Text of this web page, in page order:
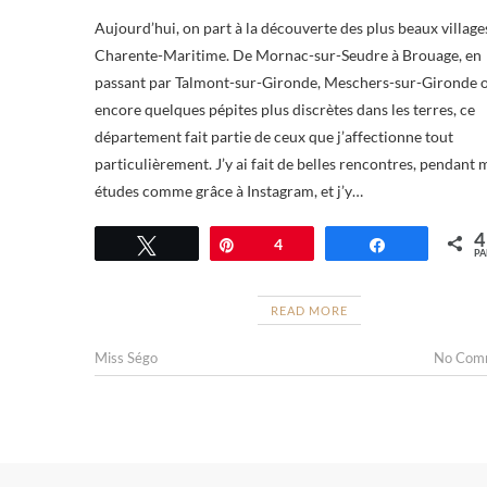
Aujourd’hui, on part à la découverte des plus beaux
Charente-Maritime. De Mornac-sur-Seudre à Brouage, en
passant par Talmont-sur-Gironde, Meschers-sur-Gironde
encore quelques pépites plus discrètes dans les terres, ce
département fait partie de ceux que j’affectionne tout
particulièrement. J’y ai fait de belles rencontres, pendant
études comme grâce à Instagram, et j’y…
Tweetez Épingle
4 Partagez 4
READ MORE
Miss Ségo No